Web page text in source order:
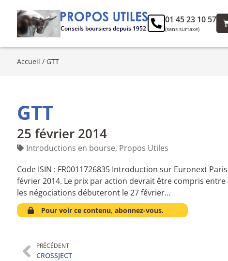
Conseils boursiers depuis 1952
01 45 23 10 57
(sans surtaxe)
Accueil / GTT
GTT
25 février 2014
Introductions en bourse, Propos Utiles
Code ISIN : FR0011726835 Introduction sur Euronext
février 2014. Le prix par action devrait être compris
les négociations débuteront le 27 février…
Pour voir ce contenu, abonnez-vous.
PRÉCÉDENT
CROSSJECT